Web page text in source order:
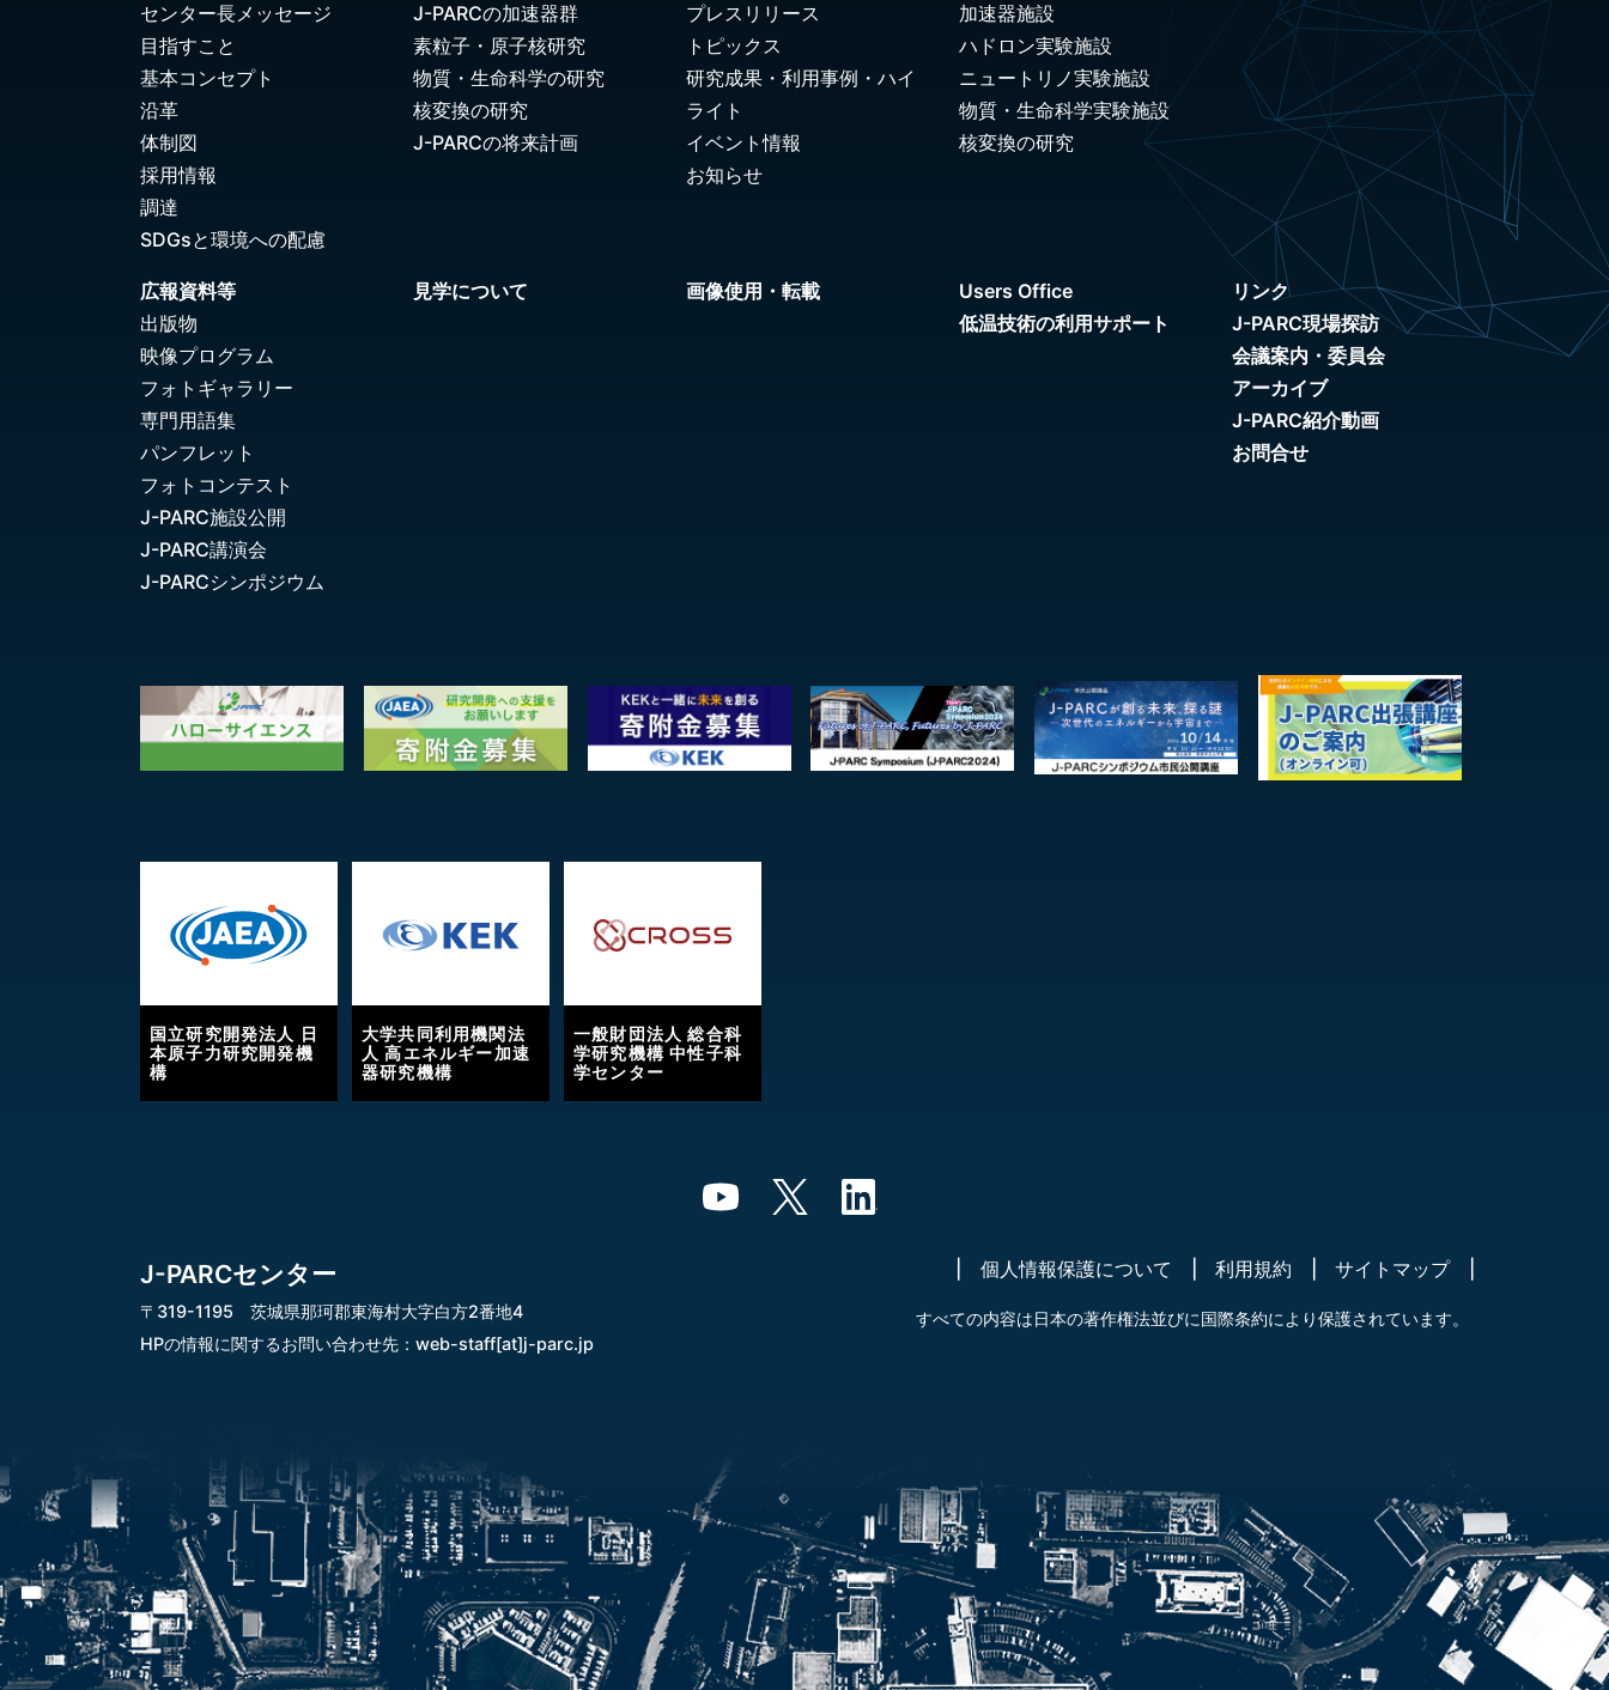
センター長メッセージ
目指すこと
基本コンセプト
沿革
体制図
採用情報
調達
SDGsと環境への配慮
J-PARCの加速器群
素粒子・原子核研究
物質・生命科学の研究
核変換の研究
J-PARCの将来計画
プレスリリース
トピックス
研究成果・利用事例・ハイ
ライト
イベント情報
お知らせ
加速器施設
ハドロン実験施設
ニュートリノ実験施設
物質・生命科学実験施設
核変換の研究
広報資料等
出版物
映像プログラム
フォトギャラリー
専門用語集
パンフレット
フォトコンテスト
J-PARC施設公開
J-PARC講演会
J-PARCシンポジウム
見学について 画像使用・転載
Users Office
低温技術の利用サポート
リンク
J-PARC現場探訪
会議案内・委員会
アーカイブ
J-PARC紹介動画
お問合せ
国立研究開発法人 日
本原子力研究開発機
構
大学共同利用機関法
人 高エネルギー加速
器研究機構
一般財団法人 総合科
学研究機構 中性子科
学センター
J-PARCセンター
〒319-1195 茨城県那珂郡東海村大字白方2番地4
HPの情報に関するお問い合わせ先： web-staff[at]j-parc.jp
個人情報保護について 利用規約 サイトマップ
すべての内容は日本の著作権法並びに国際条約により保護されています。